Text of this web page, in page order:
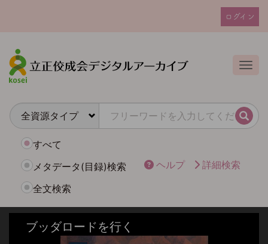
ン
テ
ン
ユ
カ
ウ
ト
ュ
ログイン
検索
すべて
メタデータ(目録)検索
全文検索
ヘルプ 詳細検索